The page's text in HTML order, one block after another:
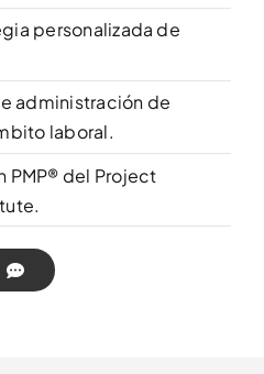
personalizada de
administración de
laboral.
PMP® del Project